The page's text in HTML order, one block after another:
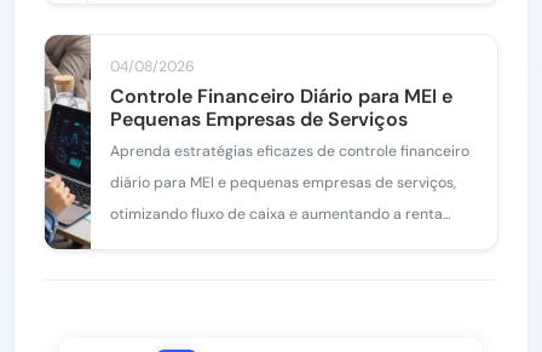
04/08/2026
Controle Financeiro Diário para MEI e
Pequenas Empresas de Serviços
Aprenda estratégias eficazes de controle financeiro
diário para MEI e pequenas empresas de serviços,
otimizando fluxo de caixa e aumentando a renta...